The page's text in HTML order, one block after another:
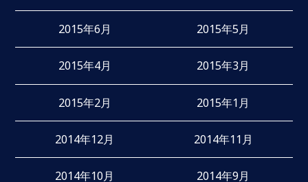
2015年6月 2015年5月
2015年4月 2015年3月
2015年2月 2015年1月
2014年12月 2014年11月
2014年10月 2014年9月